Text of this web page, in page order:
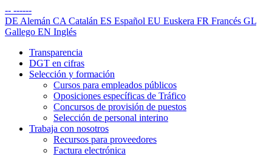
-- ------
DE Alemán CA Catalán ES Español EU Euskera FR Francés GL
Gallego EN Inglés
Transparencia
DGT en cifras
Selección y formación
Cursos para empleados públicos
Oposiciones específicas de Tráfico
Concursos de provisión de puestos
Selección de personal interino
Trabaja con nosotros
Recursos para proveedores
Factura electrónica